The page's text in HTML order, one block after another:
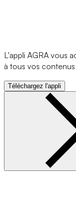
L'appli AGRA vous
à tous vos
Téléchargez l'appli